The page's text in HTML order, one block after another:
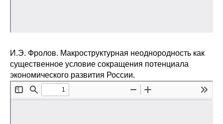
И.Э. Фролов. Макроструктурная неоднородность как
существенное условие сокращения потенциала
экономического развития России.